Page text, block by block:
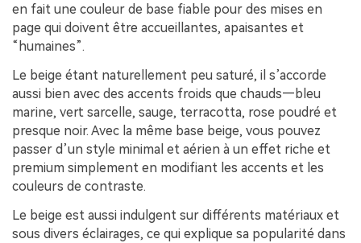
en fait une couleur de base fiable pour des mises en
page qui doivent être accueillantes, apaisantes et
“humaines”.
Le beige étant naturellement peu saturé, il s’accorde
aussi bien avec des accents froids que chauds—bleu
marine, vert sarcelle, sauge, terracotta, rose poudré et
presque noir. Avec la même base beige, vous pouvez
passer d’un style minimal et aérien à un effet riche et
premium simplement en modifiant les accents et les
couleurs de contraste.
Le beige est aussi indulgent sur différents matériaux et
sous divers éclairages, ce qui explique sa popularité dans